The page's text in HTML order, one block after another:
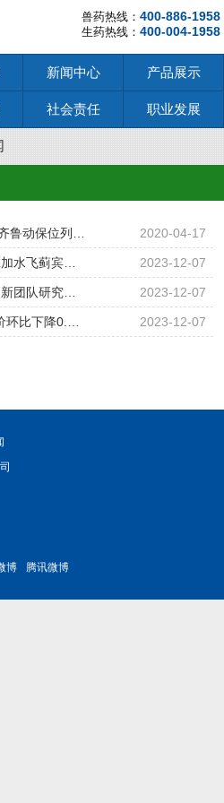
兽药热线： 400-886-1958
生药热线： 400-004-1958
新闻中心 产品展示
社会责任 职业发展
2020-04-17
鲁动保位列…
2023-12-07
水飞蓟宾…
2023-12-07
团队研究…
2023-12-07
环比下降0.…
博 腾讯微博